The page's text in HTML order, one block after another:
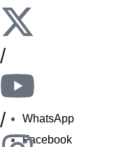
/
/
WhatsApp
Facebook